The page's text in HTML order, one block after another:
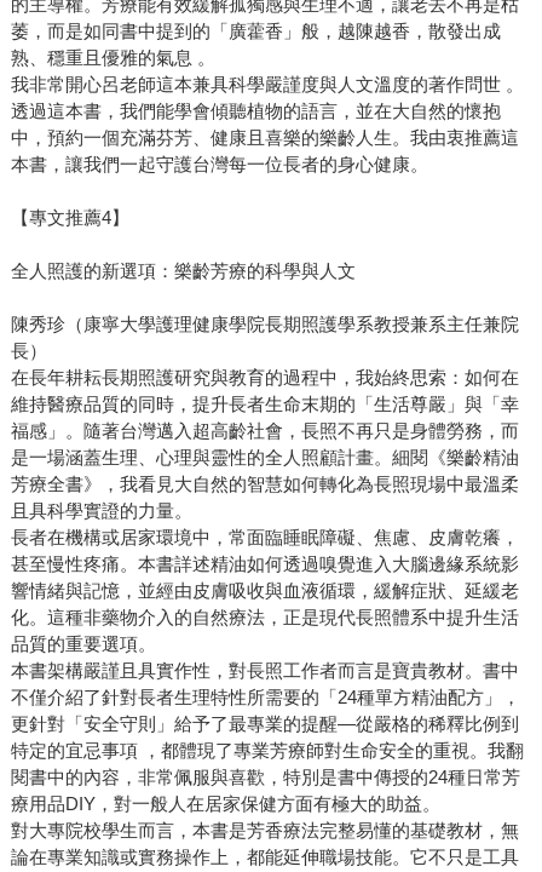
的主導權。芳療能有效緩解孤獨感與生理不適，讓老去不再是枯
萎，而是如同書中提到的「廣藿香」般，越陳越香，散發出成
熟、穩重且優雅的氣息 。
我非常開心呂老師這本兼具科學嚴謹度與人文溫度的著作問世 。
透過這本書，我們能學會傾聽植物的語言，並在大自然的懷抱
中，預約一個充滿芬芳、健康且喜樂的樂齡人生。我由衷推薦這
本書，讓我們一起守護台灣每一位長者的身心健康。
【專文推薦4】
全人照護的新選項：樂齡芳療的科學與人文
陳秀珍（康寧大學護理健康學院長期照護學系教授兼系主任兼院
長）
在長年耕耘長期照護研究與教育的過程中，我始終思索：如何在
維持醫療品質的同時，提升長者生命末期的「生活尊嚴」與「幸
福感」。隨著台灣邁入超高齡社會，長照不再只是身體勞務，而
是一場涵蓋生理、心理與靈性的全人照顧計畫。細閱《樂齡精油
芳療全書》，我看見大自然的智慧如何轉化為長照現場中最溫柔
且具科學實證的力量。
長者在機構或居家環境中，常面臨睡眠障礙、焦慮、皮膚乾癢，
甚至慢性疼痛。本書詳述精油如何透過嗅覺進入大腦邊緣系統影
響情緒與記憶，並經由皮膚吸收與血液循環，緩解症狀、延緩老
化。這種非藥物介入的自然療法，正是現代長照體系中提升生活
品質的重要選項。
本書架構嚴謹且具實作性，對長照工作者而言是寶貴教材。書中
不僅介紹了針對長者生理特性所需要的「24種單方精油配方」，
更針對「安全守則」給予了最專業的提醒—從嚴格的稀釋比例到
特定的宜忌事項 ，都體現了專業芳療師對生命安全的重視。我翻
閱書中的內容，非常佩服與喜歡，特別是書中傳授的24種日常芳
療用品DIY，對一般人在居家保健方面有極大的助益。
對大專院校學生而言，本書是芳香療法完整易懂的基礎教材，無
論在專業知識或實務操作上，都能延伸職場技能。它不只是工具